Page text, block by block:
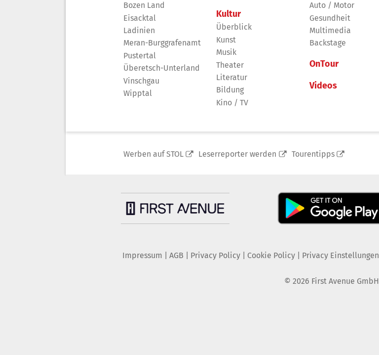
Bozen Land
Eisacktal
Ladinien
Meran-Burggrafenamt
Pustertal
Überetsch-Unterland
Vinschgau
Wipptal
Kultur
Überblick
Kunst
Musik
Theater
Literatur
Bildung
Kino / TV
Auto / Motor
Gesundheit
Multimedia
Backstage
OnTour
Videos
Werben auf STOL Leserreporter werden Tourentipps
Impressum AGB Privacy Policy| Cookie Policy| Privacy Einstellungen
© 2026 First Avenue GmbH